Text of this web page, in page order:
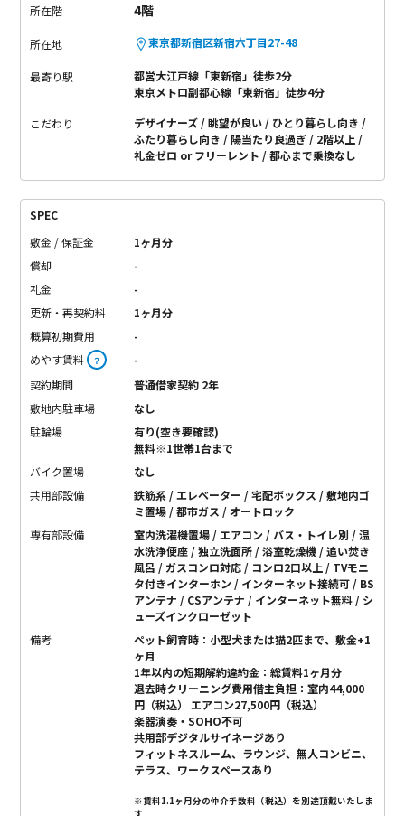
所在階 4階
所在地 東京都新宿区新宿六丁目27-48
最寄り駅
都営大江戸線「東新宿」徒歩2分
東京メトロ副都心線「東新宿」徒歩4分
こだわり デザイナーズ 眺望が良い
ひとり暮らし向き
ふたり暮らし向き
陽当たり良過ぎ
2階以上
礼金ゼロ or フリーレント
都心まで乗換なし
SPEC
敷金 / 保証金
1ヶ月分
償却
-
礼金
-
更新・再契約料
1ヶ月分
概算初期費用
-
めやす賃料 ？
-
契約期間
普通借家契約 2年
敷地内駐車場
なし
駐輪場
有り(空き要確認)
無料※1世帯1台まで
バイク置場
なし
共用部設備
鉄筋系 / エレベーター / 宅配ボックス / 敷地内ゴ
ミ置場 / 都市ガス / オートロック
専有部設備
室内洗濯機置場 / エアコン / バス・トイレ別 / 温
水洗浄便座 / 独立洗面所 / 浴室乾燥機 / 追い焚き
風呂 / ガスコンロ対応 / コンロ2口以上 / TVモニ
タ付きインターホン / インターネット接続可 / BS
アンテナ / CSアンテナ / インターネット無料 / シ
ューズインクローゼット
備考
ペット飼育時：小型犬または猫2匹まで、敷金+1
ヶ月
1年以内の短期解約違約金：総賃料1ヶ月分
退去時クリーニング費用借主負担：室内44,000
円（税込） エアコン27,500円（税込）
楽器演奏・SOHO不可
共用部デジタルサイネージあり
フィットネスルーム、ラウンジ、無人コンビニ、
テラス、ワークスペースあり
※賃料1.1ヶ月分の仲介手数料（税込）を別途頂戴いたしま